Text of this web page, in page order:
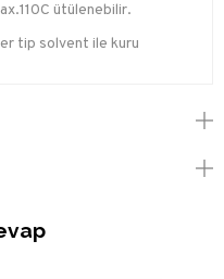
ütülenebilir.
tip solvent ile kuru